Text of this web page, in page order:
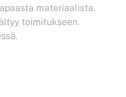
materiaalista.
toimitukseen.